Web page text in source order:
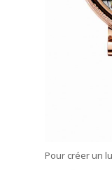
Pour créer un